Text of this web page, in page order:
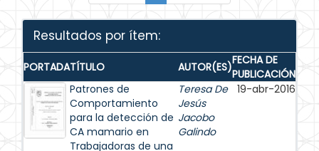
Resultados por ítem:
PORTADATÍTULO AUTOR(ES)FECHA DE
PUBLICACIÓN
Patrones de
Comportamiento
para la detección de
CA mamario en
Trabajadoras de una
Teresa De
Jesús
Jacobo
Galindo
19-abr-2016